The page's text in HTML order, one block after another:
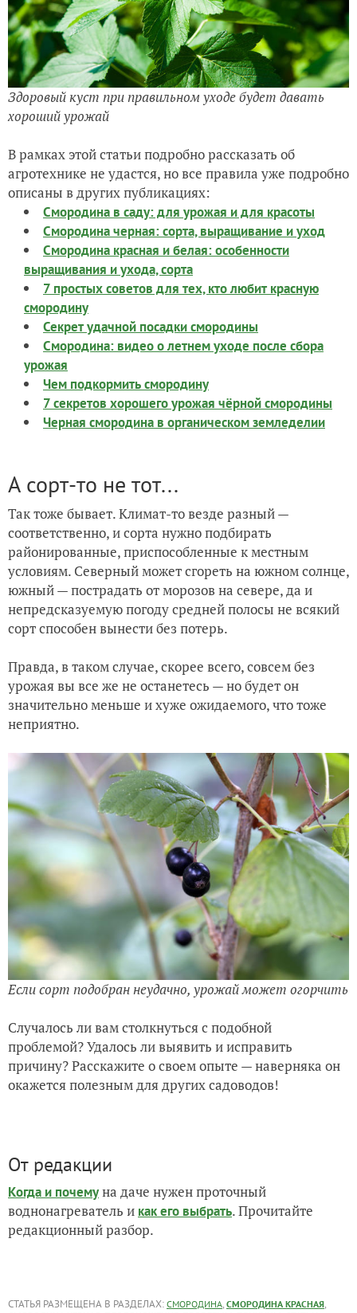
Здоровый куст при правильном уходе будет давать
хороший урожай
В рамках этой статьи подробно рассказать об
агротехнике не удастся, но все правила уже подробно
описаны в других публикациях:
Смородина в саду: для урожая и для красоты
Смородина черная: сорта, выращивание и уход
Смородина красная и белая: особенности
выращивания и ухода, сорта
7 простых советов для тех, кто любит красную
смородину
Секрет удачной посадки смородины
Смородина: видео о летнем уходе после сбора
урожая
Чем подкормить смородину
7 секретов хорошего урожая чёрной смородины
Черная смородина в органическом земледелии
А сорт-то не тот...
Так тоже бывает. Климат-то везде разный —
соответственно, и сорта нужно подбирать
районированные, приспособленные к местным
условиям. Северный может сгореть на южном солнце,
южный — пострадать от морозов на севере, да и
непредсказуемую погоду средней полосы не всякий
сорт способен вынести без потерь.
Правда, в таком случае, скорее всего, совсем без
урожая вы все же не останетесь — но будет он
значительно меньше и хуже ожидаемого, что тоже
неприятно.
Если сорт подобран неудачно, урожай может огорчить
Случалось ли вам столкнуться с подобной
проблемой? Удалось ли выявить и исправить
причину? Расскажите о своем опыте — наверняка он
окажется полезным для других садоводов!
От редакции
Когда и почемуна даче нужен проточный
воднонагреватель и как его выбрать. Прочитайте
редакционный разбор.
СТАТЬЯ РАЗМЕЩЕНА В РАЗДЕЛАХ: СМОРОДИНА, СМОРОДИНА КРАСНАЯ,